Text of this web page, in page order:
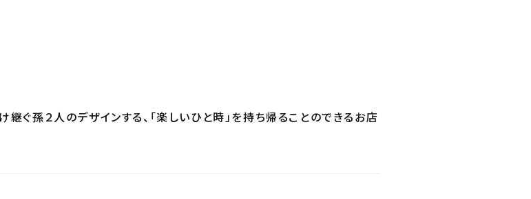
ぐ孫２人のデザインする、「楽しいひと時」を持ち帰ることのできるお店